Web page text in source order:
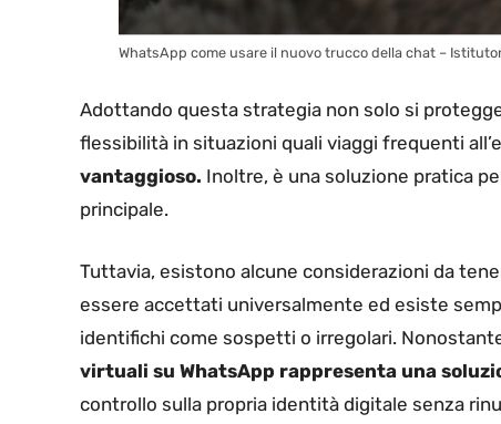
WhatsApp come usare il nuovo trucco della chat –
Adottando questa strategia non solo si
flessibilità in situazioni quali viaggi frequenti
vantaggioso. Inoltre, è una soluzione pratica
principale.
Tuttavia, esistono alcune considerazioni da
essere accettati universalmente ed esiste
identifichi come sospetti o irregolari.
virtuali su WhatsApp rappresenta una
controllo sulla propria identità digitale senza